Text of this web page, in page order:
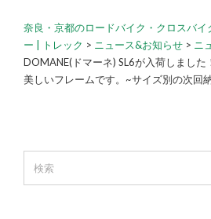
奈良・京都のロードバイク・クロスバ
ー | トレック > ニュース&お知らせ > ニ
DOMANE(ドマーネ) SL6が入荷しまし
美しいフレームです。~サイズ別の次回